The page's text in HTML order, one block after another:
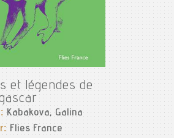
et légendes de
Kabakova, Galina
Flies France